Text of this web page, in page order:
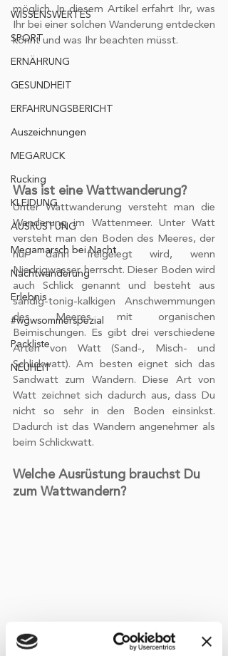
WISSENSWERTES
SPORT
ERNÄHRUNG
GESUNDHEIT
ERFAHRUNGSBERICHT
Auszeichnungen
MEGARUCK
Rucking
KLEIDUNG
AUSRÜSTUNG
Megamarsch bei Nacht
Nachtwanderung
Erlebnis
#wgwsommerspezial
Packliste
NEUHEIT
möglich. In diesem Artikel erfahrt Ihr, was
Ihr bei einer solchen Wanderung entdecken
könnt und was Ihr beachten müsst.
Was ist eine Wattwanderung?
Unter Wattwanderung versteht man die
Wanderung im Wattenmeer. Unter Watt
versteht man den Boden des Meeres, der
nur dann freigelegt wird, wenn
Niedrigwasser herrscht. Dieser Boden wird
auch Schlick genannt und besteht aus
sandig-tonig-kalkigen Anschwemmungen
des Meeres mit organischen
Beimischungen. Es gibt drei verschiedene
Arten von Watt (Sand-, Misch- und
Schlickwatt). Am besten eignet sich das
Sandwatt zum Wandern. Diese Art von
Watt zeichnet sich dadurch aus, dass Du
nicht so sehr in den Boden einsinkst.
Dadurch ist das Wandern angenehmer als
beim Schlickwatt.
Welche Ausrüstung brauchst Du
zum Wattwandern?
Die Ausrüstung ist abhängig von der Art